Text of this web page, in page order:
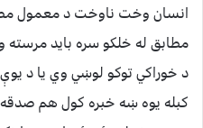
انسان وخت ناوخت د معمول
مطابق له خلکو سره باید مرسته
د خوراکي توکو لوښي وي یا د
کبله یوه ښه خبره کول هم صدقه